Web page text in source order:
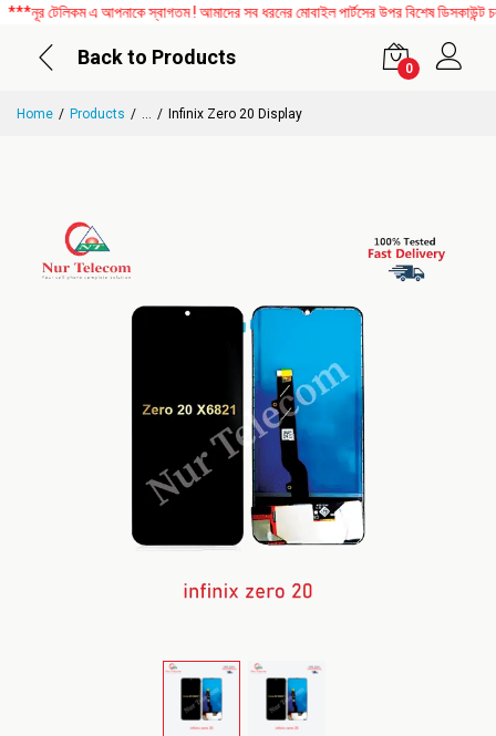
টেলিকম এ আপনাকে স্বাগতম ! আমাদের সব ধরনের মোবাইল পার্টসের উপর বিশেষ ডিসকাউন্ট
Back to Products
0
Home Products ... Infinix Zero 20 Display